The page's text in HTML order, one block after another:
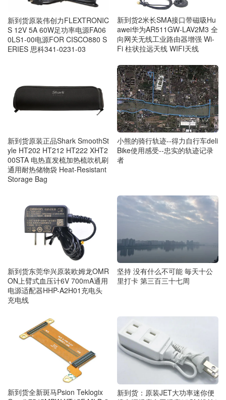
新到货原装伟创力FLEXTRONIC
S 12V 5A 60W足功率电源FA06
0LS1-00电源FOR CISCO880 S
ERIES 思科341-0231-03
新到货2米长SMA接口带磁吸Hu
awei华为AR511GW-LAV2M3 全
向网关无线工业路由器增强 Wi-
Fi 柱状拉远天线 WIFI天线
新到货原装正品Shark SmoothSt
yle HT202 HT212 HT222 XHT2
00STA 电热直发梳加热梳吹机刷
通用耐热储物袋 Heat-Resistant
Storage Bag
小熊的骑行轨迹--得力自行车deli
Bike使用感受--忠实的轨迹记录
者
新到货东莞华兴原装欧姆龙OMR
ON上臂式血压计6V 700mA通用
电源适配器HHP-A2H01充电头
充电线
坚持 没有什么不可能 毎天十公
里打卡 第三百三十七周
新到货全新斑马Psion Teklogix
新到货：原装JET大功率迷你便